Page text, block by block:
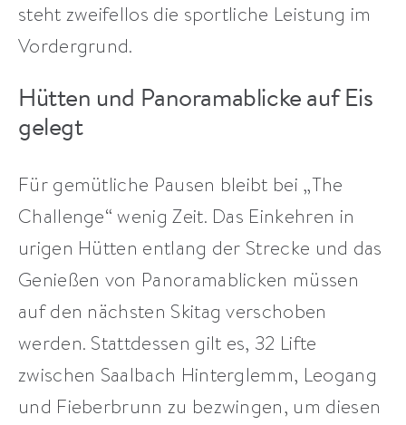
steht zweifellos die sportliche Leistung im
Vordergrund.
Hütten und Panoramablicke auf Eis
gelegt
Für gemütliche Pausen bleibt bei „The
Challenge“ wenig Zeit. Das Einkehren in
urigen Hütten entlang der Strecke und das
Genießen von Panoramablicken müssen
auf den nächsten Skitag verschoben
werden. Stattdessen gilt es, 32 Lifte
zwischen Saalbach Hinterglemm, Leogang
und Fieberbrunn zu bezwingen, um diesen